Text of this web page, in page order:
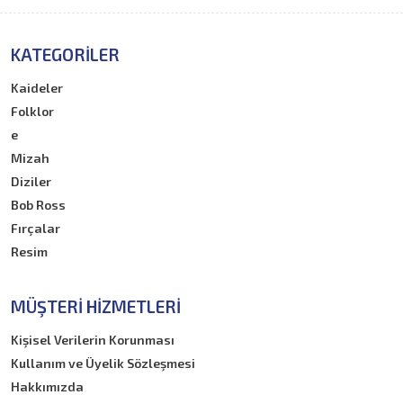
KATEGORILER
Kaideler
Folklor
e
Mizah
Diziler
Bob Ross
Fırçalar
Resim
MÜŞTERI HIZMETLERI
Kişisel Verilerin Korunması
Kullanım ve Üyelik Sözleşmesi
Hakkımızda